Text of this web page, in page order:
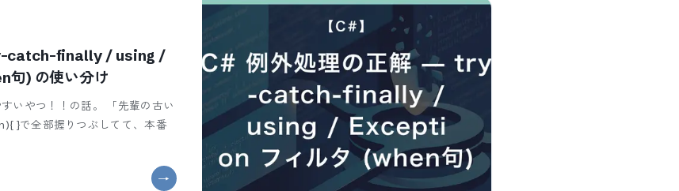
catch-finally / using /
句) の使い分け
いやつ！！の話。 「先輩の古い
}で全部握りつぶしてて、本番